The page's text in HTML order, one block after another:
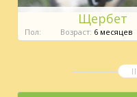
Щербет
Пол: Возраст: 6 месяцев